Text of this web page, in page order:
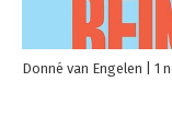
Donné van Engelen 1